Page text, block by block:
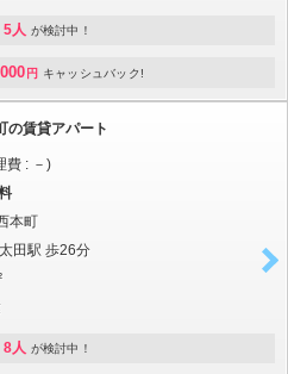
5人 が検討中！
円 キャッシュバック!
の賃貸アパート
費 : －)
本町
田駅 歩26分
8人 が検討中！